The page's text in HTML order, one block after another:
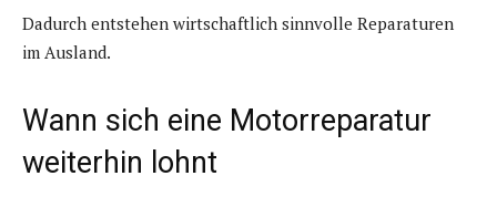
Dadurch entstehen wirtschaftlich sinnvolle Reparaturen
im Ausland.
Wann sich eine Motorreparatur
weiterhin lohnt